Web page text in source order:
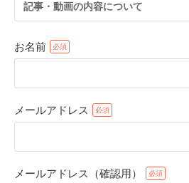
記事・動画の内容について
お名前
メールアドレス
メールアドレス（確認用）アプリで開く